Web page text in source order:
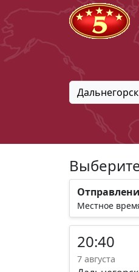
Дальнегорск
Местное
20:40
7 августа